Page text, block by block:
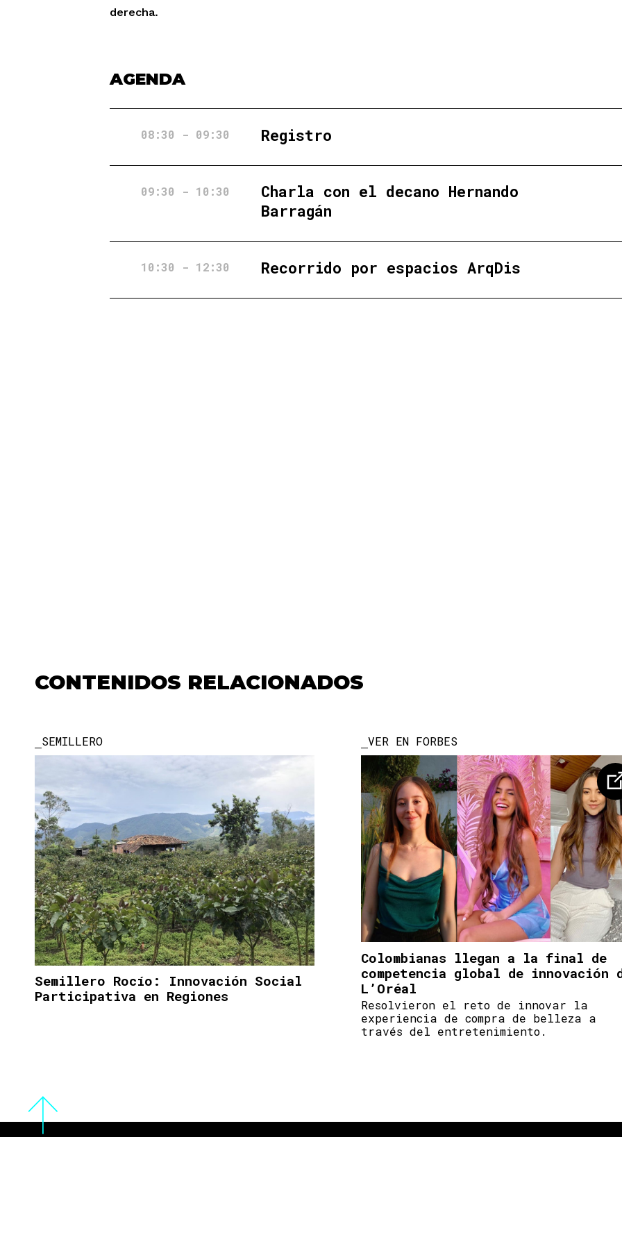
derecha.
AGENDA
08:30 - 09:30 Registro
09:30 - 10:30
Charla con el decano Hernando
Barragán
10:30 - 12:30 Recorrido por espacios ArqDis
CONTENIDOS RELACIONADOS
SEMILLERO
Semillero Rocío: Innovación Social
Participativa en Regiones
VER EN FORBES
Colombianas llegan a la final de
competencia global de innovación
L’Oréal
Resolvieron el reto de innovar la
experiencia de compra de belleza a
través del entretenimiento.